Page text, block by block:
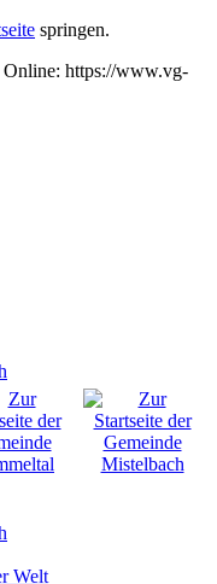
springen.
Online: https://www.vg-
Welt